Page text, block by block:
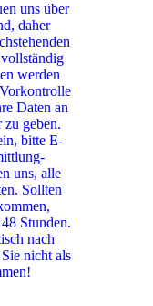
uns über
daher
werden
Daten an
zu geben.
bitte E-
uns, alle
Sollten
Stunden.
nach
nicht als